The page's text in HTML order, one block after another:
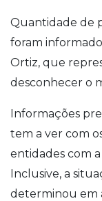
Quantidade de
foram
Ortiz, que
desconhecer o
Informações
tem a ver com
entidades com
Inclusive, a
determinou em